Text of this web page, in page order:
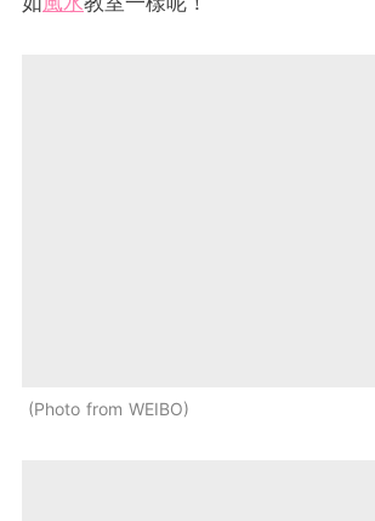
Photo from WEIBO